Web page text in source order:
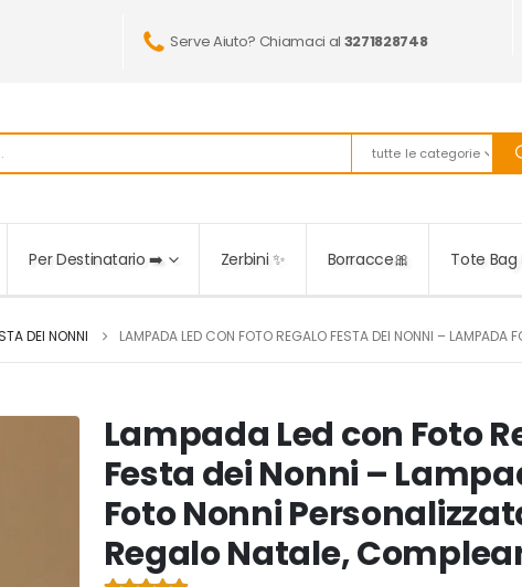
Serve Aiuto? Chiamaci al 3271828748
tutte le categorie
Per Destinatario ➡️ Zerbini ✨ Borracce🎀 Tote
DEI NONNI LAMPADA LED CON FOTO REGALO FESTA DEI NONNI – LAMPADA
Lampada Led con Foto
Festa dei Nonni –
Foto Nonni
Regalo Natale,